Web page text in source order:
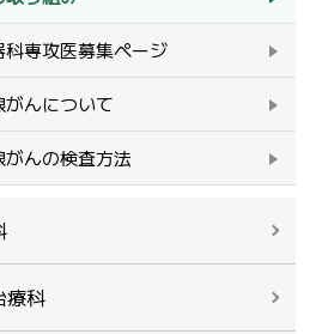
科専攻医募集ページ
がんについて
がんの検査方法
療科